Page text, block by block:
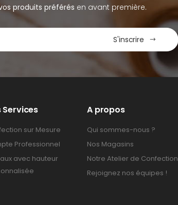
produits préférés en avant première.
S'inscrire
Services
sur Mesure
Professionnel
avec hauteur
A propos
Qui sommes-nous ?
Nos Magasins
Notre Atelier de Confection
Rejoignez nos équipes !